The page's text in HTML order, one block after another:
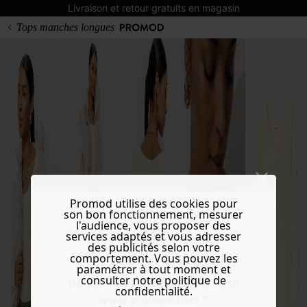
Livraison et retour gratuits en magasin
Do you want to be redirected to
www.promod.com ?
Tops manches longues
Promod utilise des cookies pour
son bon fonctionnement, mesurer
l'audience, vous proposer des
services adaptés et vous adresser
des publicités selon votre
comportement. Vous pouvez les
paramétrer à tout moment et
consulter notre politique de
confidentialité.